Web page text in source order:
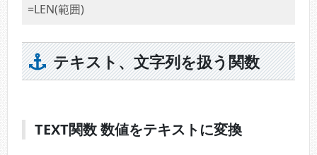
=LEN(範囲)
テキスト、文字列を扱う関数
TEXT関数 数値をテキストに変換